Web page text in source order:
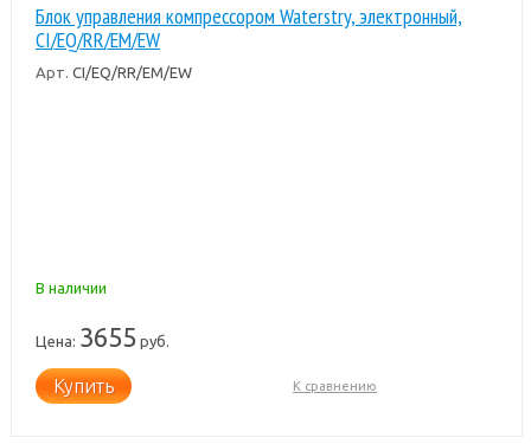
Блок управления компрессором Waterstry, электронный,
CI/EQ/RR/EM/EW
Арт. CI/EQ/RR/EM/EW
В наличии
Цена: 3655 руб.
Купить К сравнению